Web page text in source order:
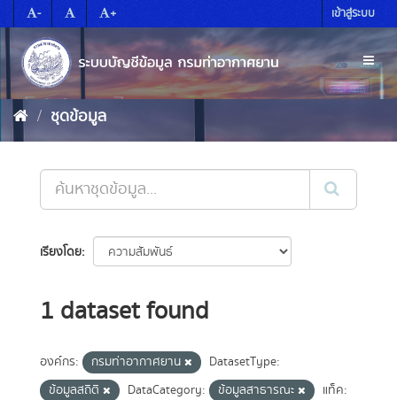
to
content
- + เข้าสู่ระบบ
ชุดข้อมูล
เรียงโดย
1 dataset found
องค์กร: กรมท่าอากาศยาน
DatasetType:
ข้อมูลสถิติ
DataCategory: ข้อมูลสาธารณะ
แท็ค: